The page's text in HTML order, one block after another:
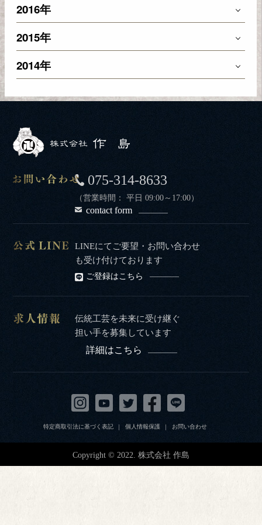
2016年
2015年
2014年
075-314-8633
（営業時間： 平日 09:00～17:00）
contact form
LINEにてご要望・お問い合わせ
も受け付けております
ご登録はこちら
伝統工芸を未来に受け継ぐ
担い手を募集しています
詳細はこちら
特定商取引法に基づく表記 個人情報保護 お問い合わせ
Copyright © 2022. 株式会社 作島